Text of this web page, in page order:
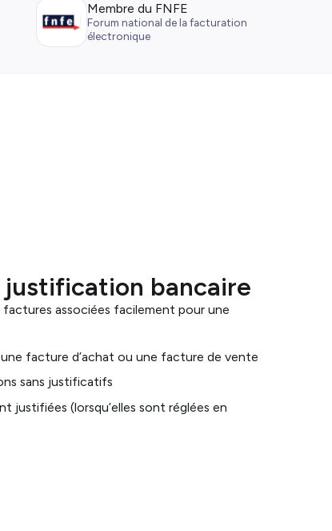
Membre du FNFE
Forum national de la facturation
électronique
bancaire
associées facilement pour une
facture d’achat ou une facture de vente
sans justificatifs
justifiées (lorsqu’elles sont réglées en